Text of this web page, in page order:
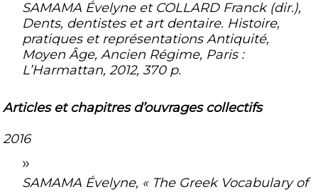
SAMAMA Évelyne et COLLARD Franck (dir.),
Dents, dentistes et art dentaire. Histoire,
pratiques et représentations Antiquité,
Moyen Âge, Ancien Régime, Paris :
L’Harmattan, 2012, 370 p.
Articles et chapitres d’ouvrages collectifs
2016
SAMAMA Évelyne, « The Greek Vocabulary of